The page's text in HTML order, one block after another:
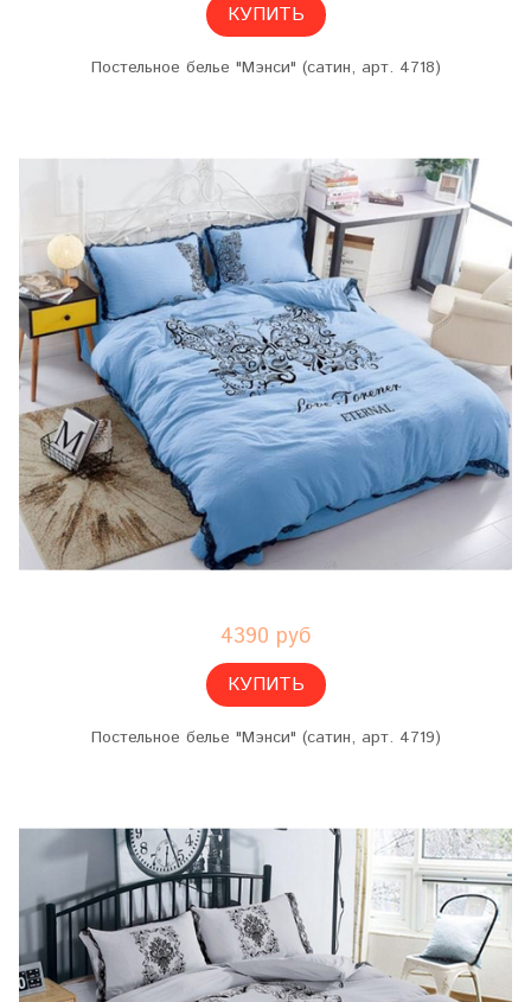
КУПИТЬ
Постельное белье "Мэнси" (сатин, арт. 4718)
4390 руб
КУПИТЬ
Постельное белье "Мэнси" (сатин, арт. 4719)